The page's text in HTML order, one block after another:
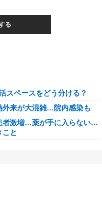
る
スペースをどう分ける？
外来が大混雑…院内感染も
者激増…薬が手に入らない…
こと